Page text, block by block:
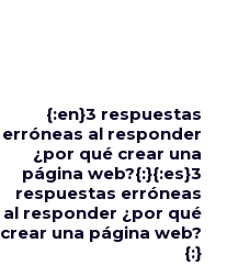
{:en}3 respuestas
erróneas al responder
¿por qué crear una
página web?{:}{:es}3
respuestas erróneas
al responder ¿por qué
crear una página web?
{:}